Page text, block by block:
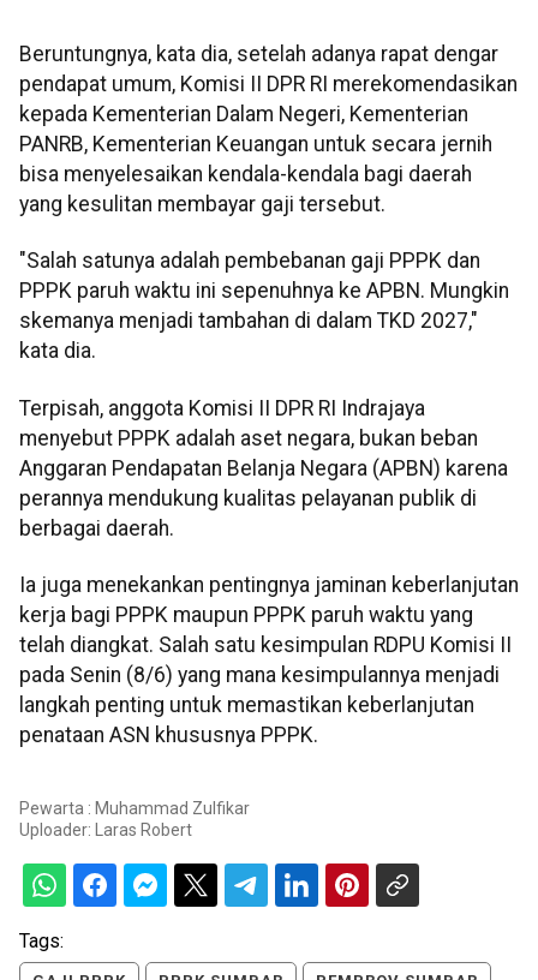
Beruntungnya, kata dia, setelah adanya rapat dengar
pendapat umum, Komisi II DPR RI merekomendasikan
kepada Kementerian Dalam Negeri, Kementerian
PANRB, Kementerian Keuangan untuk secara jernih
bisa menyelesaikan kendala-kendala bagi daerah
yang kesulitan membayar gaji tersebut.
"Salah satunya adalah pembebanan gaji PPPK dan
PPPK paruh waktu ini sepenuhnya ke APBN. Mungkin
skemanya menjadi tambahan di dalam TKD 2027,"
kata dia.
Terpisah, anggota Komisi II DPR RI Indrajaya
menyebut PPPK adalah aset negara, bukan beban
Anggaran Pendapatan Belanja Negara (APBN) karena
perannya mendukung kualitas pelayanan publik di
berbagai daerah.
Ia juga menekankan pentingnya jaminan keberlanjutan
kerja bagi PPPK maupun PPPK paruh waktu yang
telah diangkat. Salah satu kesimpulan RDPU Komisi II
pada Senin (8/6) yang mana kesimpulannya menjadi
langkah penting untuk memastikan keberlanjutan
penataan ASN khususnya PPPK.
Pewarta : Muhammad Zulfikar
Uploader:
Laras Robert
Tags: